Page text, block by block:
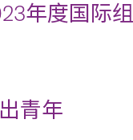
年度国际
青年